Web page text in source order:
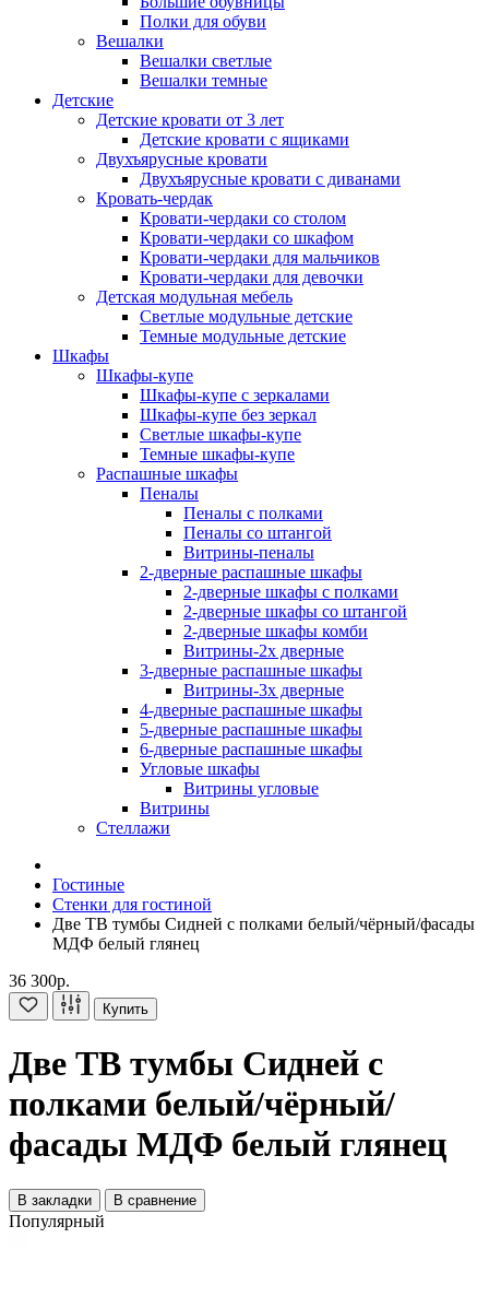
Полки для обуви
Вешалки
Вешалки светлые
Вешалки темные
Детские
Детские кровати от 3 лет
Детские кровати с ящиками
Двухъярусные кровати
Двухъярусные кровати с диванами
Кровать-чердак
Кровати-чердаки со столом
Кровати-чердаки со шкафом
Кровати-чердаки для мальчиков
Кровати-чердаки для девочки
Детская модульная мебель
Светлые модульные детские
Темные модульные детские
Шкафы
Шкафы-купе
Шкафы-купе с зеркалами
Шкафы-купе без зеркал
Светлые шкафы-купе
Темные шкафы-купе
Распашные шкафы
Пеналы
Пеналы с полками
Пеналы со штангой
Витрины-пеналы
2-дверные распашные шкафы
2-дверные шкафы с полками
2-дверные шкафы со штангой
2-дверные шкафы комби
Витрины-2х дверные
3-дверные распашные шкафы
Витрины-3х дверные
4-дверные распашные шкафы
5-дверные распашные шкафы
6-дверные распашные шкафы
Угловые шкафы
Витрины угловые
Витрины
Стеллажи
Гостиные
Стенки для гостиной
Две ТВ тумбы Сидней с полками белый/чёрный/фасады
МДФ белый глянец
36 300р.
Купить
Две ТВ тумбы Сидней с
полками белый/чёрный/
фасады МДФ белый глянец
В закладки В сравнение
Популярный